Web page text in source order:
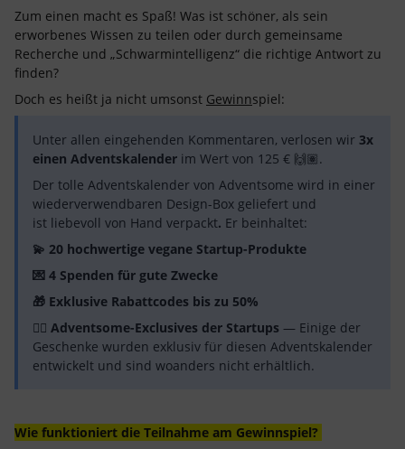
Zum einen macht es Spaß! Was ist schöner, als sein
erworbenes Wissen zu teilen oder durch gemeinsame
Recherche und „Schwarmintelligenz“ die richtige Antwort zu
finden?
Doch es heißt ja nicht umsonst Gewinnspiel:
Unter allen eingehenden Kommentaren, verlosen wir 3x
einen Adventskalender im Wert von 125 € 🙌🏽.
Der tolle Adventskalender von Adventsome wird in einer
wiederverwendbaren Design-Box geliefert und
ist liebevoll von Hand verpackt. Er beinhaltet:
💫 20 hochwertige vegane Startup-Produkte
💌 4 Spenden für gute Zwecke
🎁 Exklusive Rabattcodes bis zu 50%
👉🏼 Adventsome-Exclusives der Startups — Einige der
Geschenke wurden exklusiv für diesen Adventskalender
entwickelt und sind woanders nicht erhältlich.
Wie funktioniert die Teilnahme am Gewinnspiel?